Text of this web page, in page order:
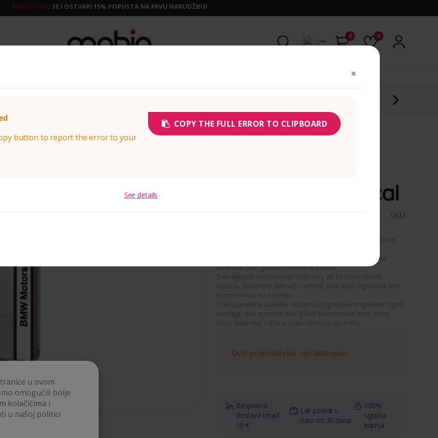
REGISTRIRAJ SE I OSTVARI 15% POPUSTA NA PRVU NARUDŽBU!
0 0
Motosport Vertical
SKU:
elegantan, ultra-tanak dizajn izrađen od termoplastičnog
Fleksibilna i savršeno prilagođena uređaju, ova maska
stvara dojam gotovo nevidljive zaštite.
Zahvaljujući svom nenametljivom, ali funkcionalnom
dizajnu, savršeno štiti vaš mobitel, pružajući sigurnost bez
kompromisa na estetici.
Transparentna izvedba dodatno naglašava originalan izgled
uređaja, dok sportski duh BMW Motorsport linije unosi
dozu dinamike i stila u svakodnevnu upotrebu.
Ovaj proizvod više nije dostupan.
Besplatna
dostava iznad
50 €
Lak povrat u
roku od 30 dana
100%
sigurna
kupnja
u ovom
omogućili bolje
kolačićima i
u našoj politici
×
COPY THE FULL ERROR TO CLIPBOARD
button to report the error to your
See details